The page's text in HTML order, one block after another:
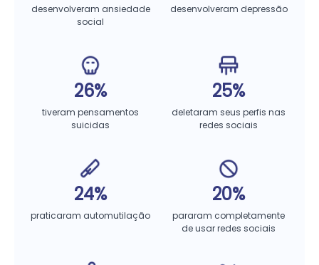
desenvolveram ansiedade
social
desenvolveram depressão
26%
tiveram pensamentos
suicidas
25%
deletaram seus perfis nas
redes sociais
24%
praticaram automutilação
20%
pararam completamente
de usar redes sociais